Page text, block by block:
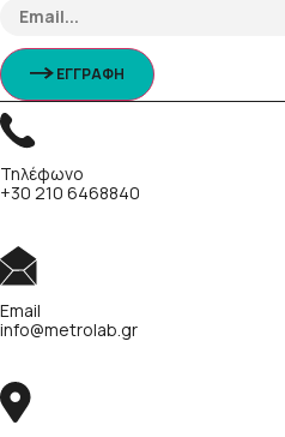
ΕΓΓΡΑΦΗ
Τηλέφωνο
+30 210 6468840
Email
info@metrolab.gr